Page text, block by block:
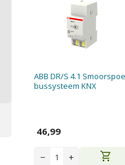
ABB DR/S 4.1
bussysteem KNX
46,99
− + shopping_cart